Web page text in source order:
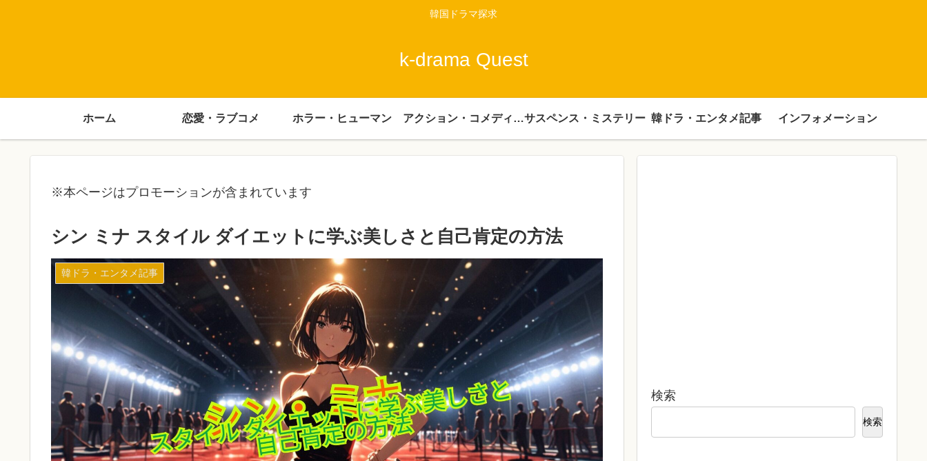
韓国ドラマ探求
k-drama Quest
ホーム 恋愛・ラブコメ ホラー・ヒューマン アクション・コメディー・時代劇サスペンス・ミステリー 韓ドラ・エンタメ記事 インフォメーション
※本ページはプロモーションが含まれています
シン ミナ スタイル ダイエットに学ぶ美しさと自己肯定の方法
韓ドラ・エンタメ記事
検索
検索